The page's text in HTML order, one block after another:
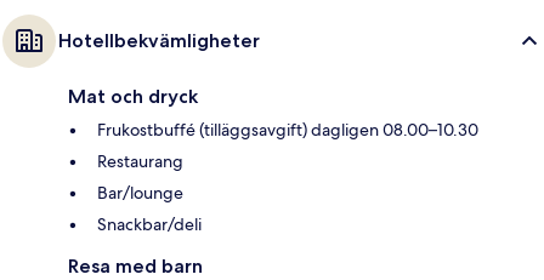
Hotellbekvämligheter
Mat och dryck
Frukostbuffé (tilläggsavgift) dagligen 08.00–10.30
Restaurang
Bar/lounge
Snackbar/deli
Resa med barn